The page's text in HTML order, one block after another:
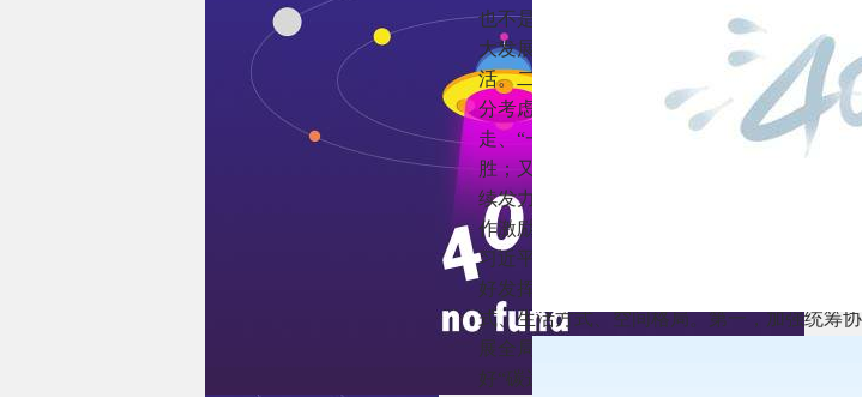
也不是不排放，而是要走生态优先、绿色低
大发展。要坚持统筹谋划，在降碳的同时确
活。二是整体和局部的关系。既要增强全国
分考虑区域资源分布和产业分工的客观现实
走、“一刀切”。三是长远目标和短期目标的
胜；又要放眼长远，克服急功近利、急于求
续发力。四是政府和市场的关系。要坚持两
作激励约束机制。
习近平指出，推进“双碳”工作，必须坚持全
好发挥我国制度优势、资源条件、技术潜力
式、生活方式、空间格局。第一，加强统筹
展全局，坚持降碳、减污、扩绿、增长协同
好“碳达峰十大行动”，加强政策衔接。各地